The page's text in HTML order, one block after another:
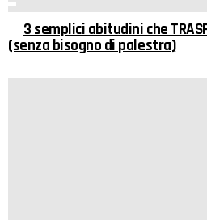
3 semplici abitudini che
(senza bisogno di palestra)